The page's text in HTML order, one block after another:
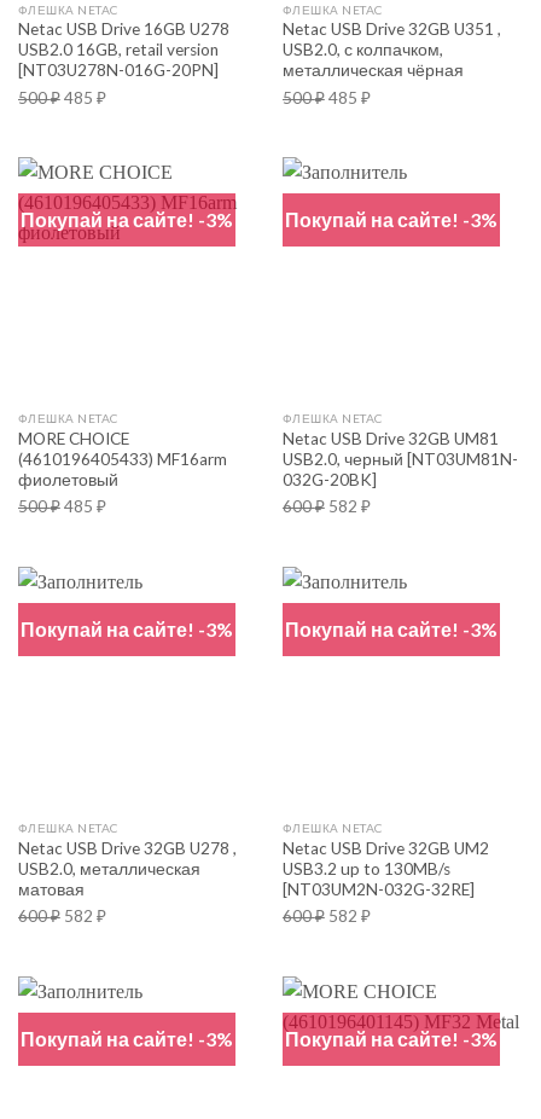
ФЛЕШКА NETAC
Netac USB Drive 16GB U278
USB2.0 16GB, retail version
[NT03U278N-016G-20PN]
500₽ 485 ₽
ФЛЕШКА NETAC
Netac USB Drive 32GB U351 ,
USB2.0, с колпачком,
металлическая чёрная
500₽ 485 ₽
Покупай на сайте! -3%
ФЛЕШКА NETAC
MORE CHOICE
(4610196405433) MF16arm
фиолетовый
500₽ 485 ₽
Покупай на сайте! -3%
ФЛЕШКА NETAC
Netac USB Drive 32GB UM81
USB2.0, черный [NT03UM81N-
032G-20BK]
600₽ 582 ₽
Покупай на сайте! -3%
ФЛЕШКА NETAC
Netac USB Drive 32GB U278 ,
USB2.0, металлическая
матовая
600₽ 582 ₽
Покупай на сайте! -3%
ФЛЕШКА NETAC
Netac USB Drive 32GB UM2
USB3.2 up to 130MB/s
[NT03UM2N-032G-32RE]
600₽ 582 ₽
Покупай на сайте! -3% Покупай на сайте! -3%